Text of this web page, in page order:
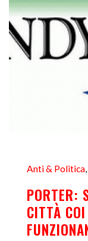
Anti & Politica,
PORTER:
CITTÀ